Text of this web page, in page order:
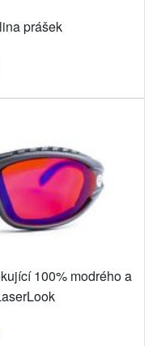
prášek
100% modrého a